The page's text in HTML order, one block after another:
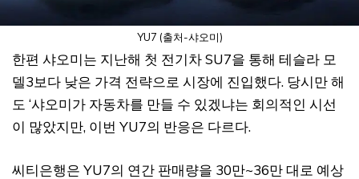
YU7 (출처-샤오미)
한편 샤오미는 지난해 첫 전기차 SU7을 통해 테슬라 모
델3보다 낮은 가격 전략으로 시장에 진입했다. 당시만 해
도 ‘샤오미가 자동차를 만들 수 있겠냐는 회의적인 시선
이 많았지만, 이번 YU7의 반응은 다르다.
씨티은행은 YU7의 연간 판매량을 30만~36만 대로 예상